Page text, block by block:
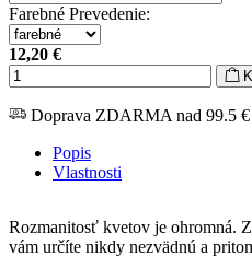
Farebné Prevedenie:
12,20 €
Doprava ZDARMA nad 99.5 €
Popis
Vlastnosti
Rozmanitosť kvetov je ohromná.
vám určíte nikdy nezvädnú a